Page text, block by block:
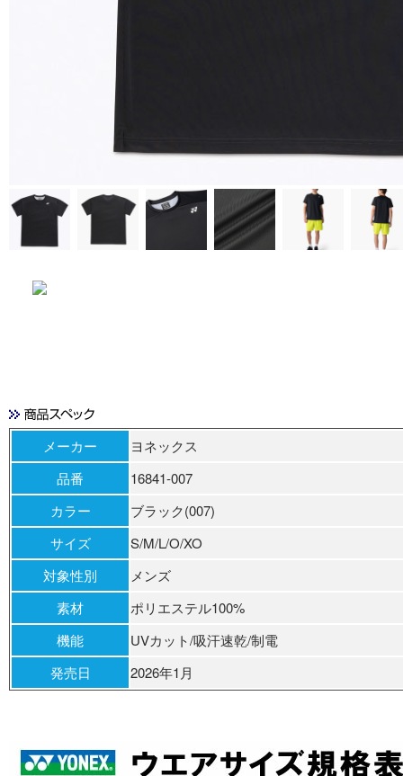
メーカー
ヨネックス
品番
16841-007
カラー
ブラック(007)
サイズ
S/M/L/O/XO
対象性別
メンズ
素材
ポリエステル100%
機能
UVカット/吸汗速乾/制電
発売日
2026年1月